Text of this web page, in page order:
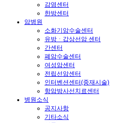
감염센터
한방센터
암병원
소화기암수술센터
유방ㆍ갑상선암 센터
간센터
폐암수술센터
여성암센터
전립선암센터
인터벤션센터(중재시술)
항암방사선치료센터
병원소식
공지사항
기타소식